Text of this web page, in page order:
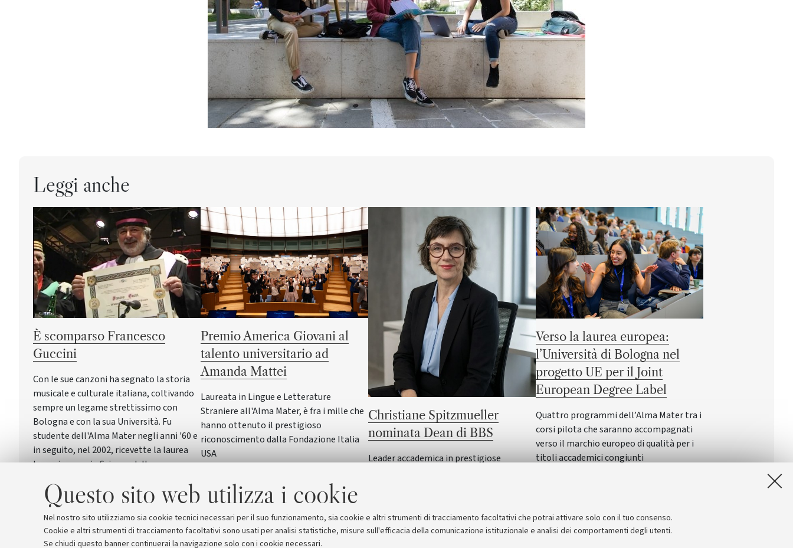
Questo sito web utilizza i cookie
Nel nostro sito utilizziamo sia cookie tecnici necessari per il suo funzionamento, sia cookie e altri strumenti di tracciamento facoltativi che potrai attivare solo con il tuo consenso.
Cookie e altri strumenti di tracciamento facoltativi sono usati per analisi statistiche, misure sull'efficacia della comunicazione istituzionale e analisi dei comportamenti degli utenti.
Se chiudi questo banner continuerai la navigazione solo con i cookie necessari.
Leggi anche
È scomparso Francesco
Guccini
Con le sue canzoni ha segnato la storia
musicale e culturale italiana, coltivando
sempre un legame strettissimo con
Bologna e con la sua Università. Fu
studente dell'Alma Mater negli anni '60 e
in seguito, nel 2002, ricevette la laurea
honoris causa in Scienze della
Premio America Giovani al
talento universitario ad
Amanda Mattei
Laureata in Lingue e Letterature
Straniere all'Alma Mater, è fra i mille che
hanno ottenuto il prestigioso
riconoscimento dalla Fondazione Italia
USA
Christiane Spitzmueller
nominata Dean di BBS
Leader accademica in prestigiose
dal 15 settembre
Verso la laurea europea:
l’Università di Bologna nel
progetto UE per il Joint
European Degree Label
Quattro programmi dell’Alma Mater tra i
corsi pilota che saranno accompagnati
verso il marchio europeo di qualità per i
titoli accademici congiunti